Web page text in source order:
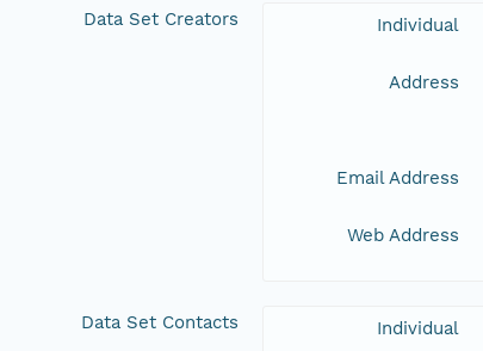
Data Set Creators Individual
Address
Email Address
Web Address
Data Set Contacts Individual